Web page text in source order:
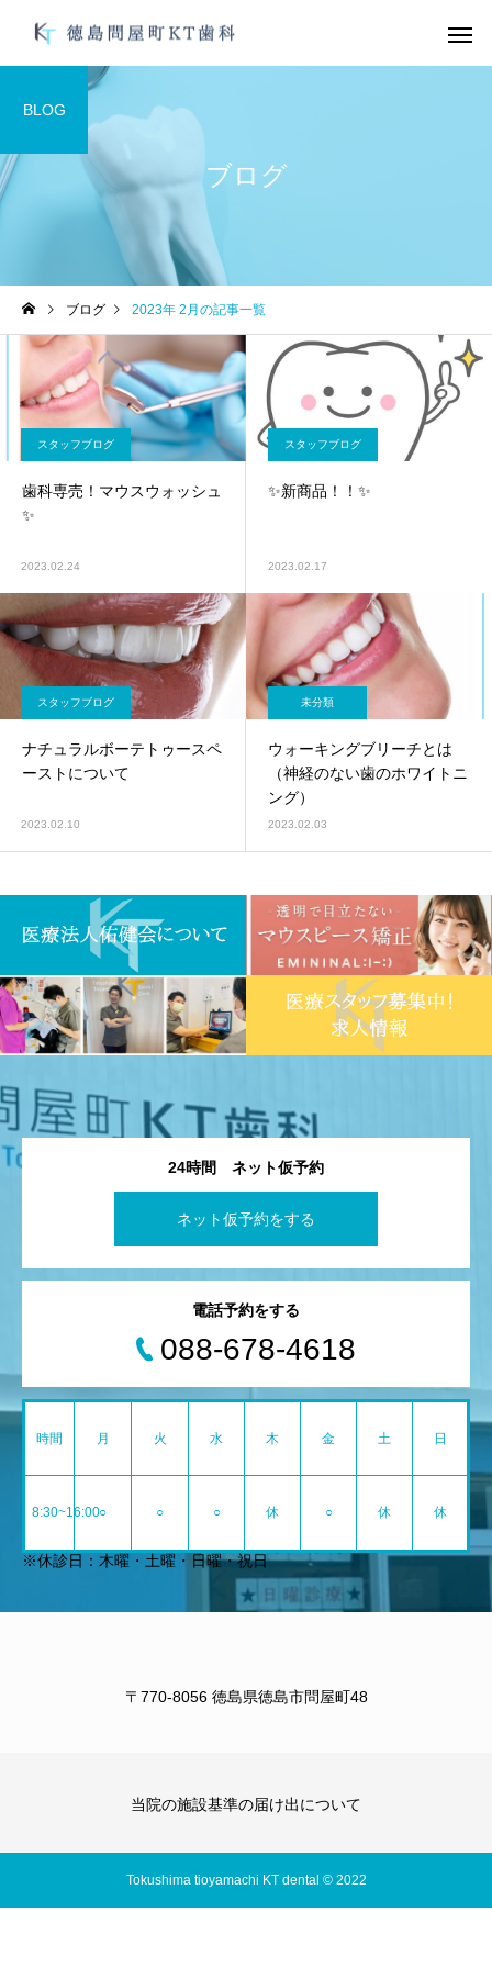
デュアルホワイトニン
グ
オフィスホワイトニン
グ
ブライダル
未分類
オーラルフレイル
お手軽にむし歯、歯周
ブログ
BLOG
ブログ 2023年 2月の記事一覧
スタッフブログ
歯科専売！マウスウォッシュ
✨
2023.02.24
スタッフブログ
✨新商品！！✨
2023.02.17
スタッフブログ
ナチュラルボーテトゥースペ
ーストについて
2023.02.10
未分類
ウォーキングブリーチとは
（神経のない歯のホワイトニ
ング）
2023.02.03
24時間 ネット仮予約
ネット仮予約をする
電話予約をする
088-678-4618
時間 月 火 水 木 金 土 日
8:30~16:00○ ○ ○ 休 ○ 休 休
※休診日：木曜・土曜・日曜・祝日
〒770-8056 徳島県徳島市問屋町48
当院の施設基準の届け出について
Tokushima tioyamachi KT dental © 2022